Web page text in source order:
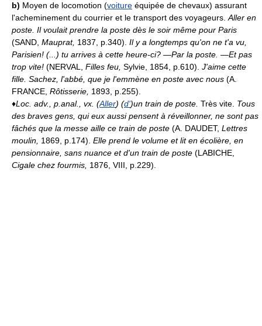
b) Moyen de locomotion (voiture équipée de chevaux) assurant
l'acheminement du courrier et le transport des voyageurs.Aller en
poste. Il voulait prendre la poste dès le soir même pour Paris
(SAND, Mauprat, 1837, p.340). Il y a longtemps qu'on ne t'a vu,
Parisien! (...) tu arrives à cette heure-ci? —Par la poste. —Et pas
trop vite! (NERVAL, Filles feu, Sylvie, 1854, p.610). J'aime cette
fille. Sachez, l'abbé, que je l'emmène en poste avec nous (A.
FRANCE, Rôtisserie, 1893, p.255).
♦Loc. adv., p.anal., vx. (Aller) (d')un train de poste. Très vite. Tous
des braves gens, qui eux aussi pensent à réveillonner, ne sont pas
fâchés que la messe aille ce train de poste (A. DAUDET, Lettres
moulin, 1869, p.174). Elle prend le volume et lit en écolière, en
pensionnaire, sans nuance et d'un train de poste (LABICHE,
Cigale chez fourmis, 1876, VIII, p.229).